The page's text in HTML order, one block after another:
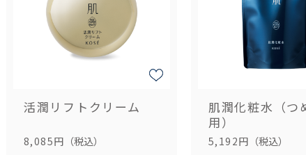
活潤リフトクリーム
8,085円 （税込）
肌潤化粧水（つ
用）
5,192円 （税込）